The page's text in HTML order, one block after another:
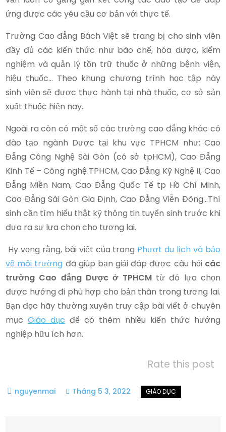
ứng được các yêu cầu cơ bản với thực tế.
Trường Cao đẳng Bách Việt sẽ trang bị cho sinh viên
đầy đủ các kiến thức như bào chế, hóa dược, kiểm
nghiệm và quản lý tồn trữ thuốc ở những bệnh viện,
hiệu thuốc… Theo khung chương trình học tập này
sinh viên sẽ được thực hành tại nhà thuốc, cơ sở sản
xuất thuốc hiện nay.
Ngoài ra còn có một số các trường cao đẳng khác có
đào tạo ngành Dược tại khu vực TPHCM như: Cao
Đẳng Công Nghệ Sài Gòn (có sở tpHCM), Cao Đẳng
Kinh Tế – Công nghệ TPHCM, Cao Đẳng Kỹ Nghệ II, Cao
Đẳng Miền Nam, Cao Đẳng Quốc Tế tp Hồ Chí Minh,
Cao Đẳng Sài Gòn Gia Định, Cao Đẳng Viễn Đông…Thí
sinh cần tìm hiểu thật kỹ thông tin tuyển sinh trước khi
đưa ra sự lựa chọn cho tương lai.
Hy vọng rằng, bài viết của trang Phượt du lịch và bảo
vệ môi trường đã giúp bạn giải đáp được câu hỏi các
trường Cao đẳng Dược ở TPHCMtừ đó lựa chọn
được hướng đi phù hợp cho bản thân trong tương lai.
Bạn đọc hãy thường xuyên truy cập bài viết ở chuyên
mụcGiáo dục để có thêm nhiều kiến thức hướng
nghiệp hữu ích hơn.
Rate this post
Tháng 5 3, 2022